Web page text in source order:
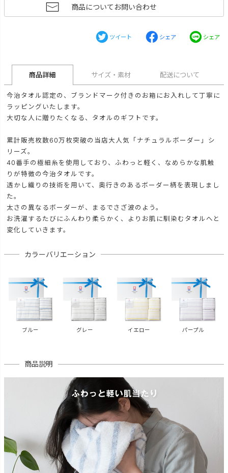
商品についてお問い合わせ
ツイート シェア シェア
商品詳細 サイズ・素材 配送について
今治タオル認定の、ブランドマーク付きのお箱にお入れして丁寧に
ラッピングいたします。
大切な人に贈りたくなる、タオルのギフトです。
累計販売枚数60万枚突破の当店大人気「ナチュラルボーダー」シ
リーズ。
40番手の極細糸を使用しており、ふわっと軽く、なめらかな肌触
りが特徴の今治タオルです。
透かし織りの技術を用いて、奥行きのあるボーダー柄を表現しまし
た。
太さの異なるボーダーが、まるでさざ波のよう。
お洗濯するたびにふんわり柔らかく、よりお肌に馴染むタオルへと
変化していきます。
カラーバリエーション
ブルー グレー イエロー パープル
商品説明